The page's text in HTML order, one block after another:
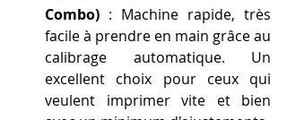
Combo) : Machine rapide, très
facile à prendre en main grâce au
calibrage automatique. Un
excellent choix pour ceux qui
veulent imprimer vite et bien